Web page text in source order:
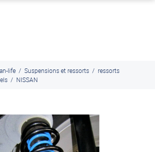
life / Suspensions et ressorts / ressorts
/ NISSAN